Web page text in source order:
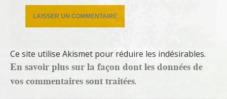
Ce site utilise Akismet pour réduire les indésirables.
En savoir plus sur la façon dont les données de
vos commentaires sont traitées.